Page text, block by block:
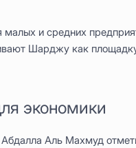
и средних
Шарджу как
экономики
Аль Махмуд